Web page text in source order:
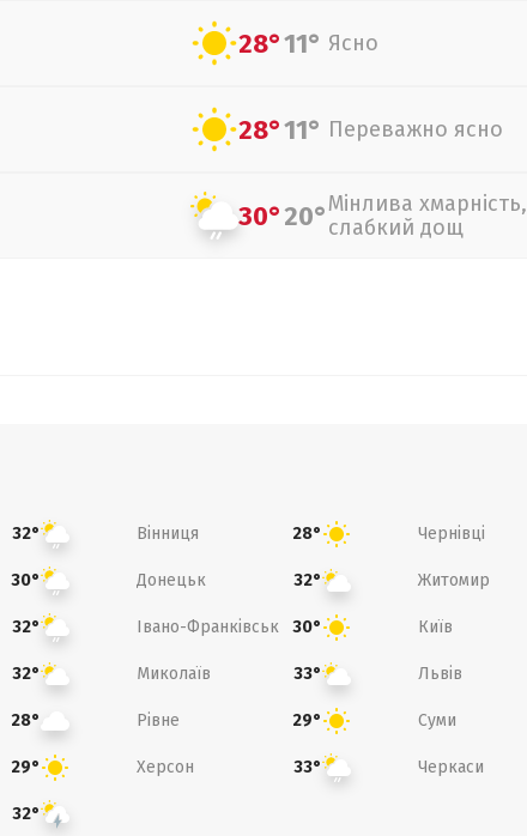
28°11° Ясно
28°11° Переважно ясно
30°20°Мінлива хмарність,
слабкий дощ
32° Вінниця 28° Чернівці
30° Донецьк 32° Житомир
32° Івано-Франківськ 30° Київ
32° Миколаїв 33° Львів
28° Рівне 29° Суми
29° Херсон 33° Черкаси
32°